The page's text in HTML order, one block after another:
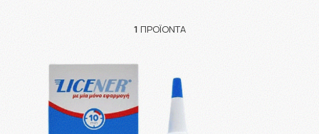
1 ΠΡΟΪΌΝΤΑ